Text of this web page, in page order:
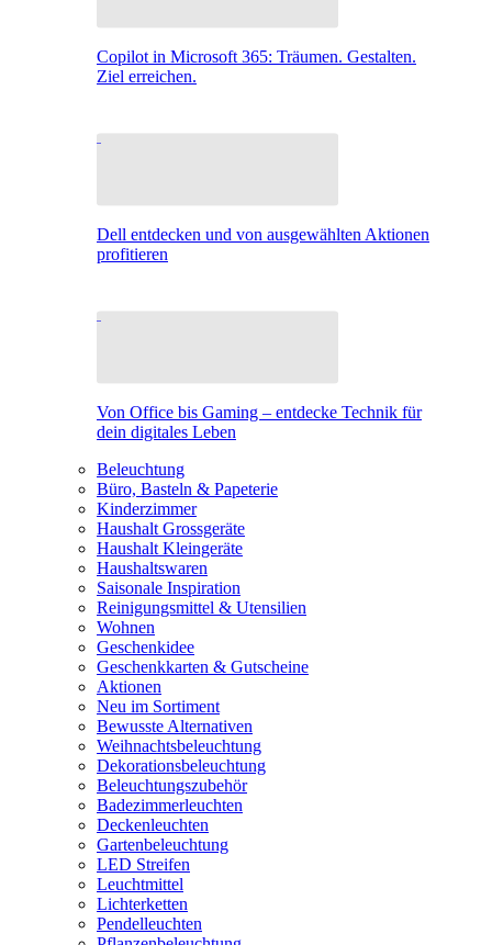
Copilot in Microsoft 365: Träumen. Gestalten.
Ziel erreichen.
Dell entdecken und von ausgewählten Aktionen
profitieren
Von Office bis Gaming – entdecke Technik für
dein digitales Leben
Beleuchtung
Büro, Basteln & Papeterie
Kinderzimmer
Haushalt Grossgeräte
Haushalt Kleingeräte
Haushaltswaren
Saisonale Inspiration
Reinigungsmittel & Utensilien
Wohnen
Geschenkidee
Geschenkkarten & Gutscheine
Aktionen
Neu im Sortiment
Bewusste Alternativen
Weihnachtsbeleuchtung
Dekorationsbeleuchtung
Beleuchtungszubehör
Badezimmerleuchten
Deckenleuchten
Gartenbeleuchtung
LED Streifen
Leuchtmittel
Lichterketten
Pendelleuchten